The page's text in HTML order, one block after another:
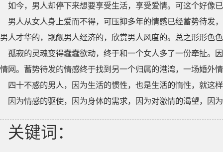
如今，男人却停下来想要享受生活，享受爱情。可这个好像
男人从女人身上爱而不得，可压抑多年的情感已经蓄势待发
男人才华的，觊觎男人经济的，欣赏男人风度的。总之形形色
孤寂的灵魂变得蠢蠢欲动，终于和一个女人多了一份牵扯。
情网。蓄势待发的情感终于找到另一个归属的港湾，一场婚外
四十不惑的男人，因为生活的惯性，也是生活的惰性，就这
因为情感的驱使，因为身体的需求，因为对激情的渴望，因
关键词：